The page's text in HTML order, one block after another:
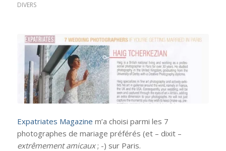
DIVERS
Expatriates Magazine m’a choisi parmi les 7
photographes de mariage préférés (et – dixit –
extrêmement amicaux; -) sur Paris.